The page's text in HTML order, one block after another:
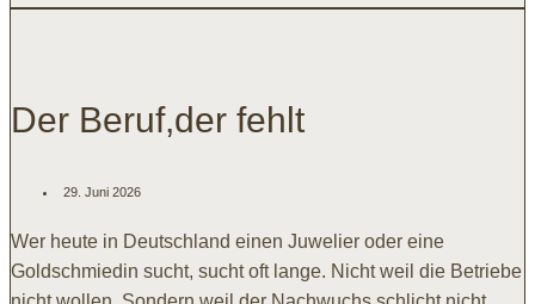
Der Beruf,der fehlt
29. Juni 2026
Wer heute in Deutschland einen Juwelier oder eine
Goldschmiedin sucht, sucht oft lange. Nicht weil die Betriebe